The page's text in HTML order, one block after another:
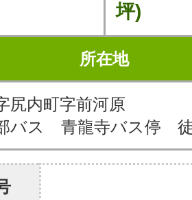
坪)
所在地
尻内町字前河原
バス 青龍寺バス停